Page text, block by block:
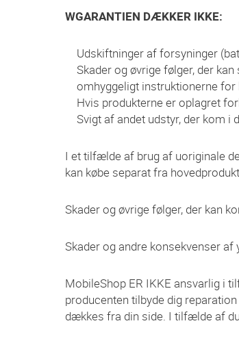
WGARANTIEN DÆKKER IKKE:
Udskiftninger af forsyninger
Skader og øvrige følger, der
omhyggeligt instruktionerne for
Hvis produkterne er oplagret
Svigt af andet udstyr, der kom i
I et tilfælde af brug af uoriginale
kan købe separat fra
Skader og øvrige følger, der kan
Skader og andre konsekvenser
MobileShop ER IKKE ansvarlig i
producenten tilbyde dig
dækkes fra din side. I tilfælde af